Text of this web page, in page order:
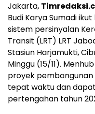
Jakarta,
Budi Karya Sumadi
sistem persinyalan
Transit (LRT) LRT
Stasiun Harjamukti,
Minggu (15/11).
proyek pembangunan
tepat waktu dan
pertengahan tahun